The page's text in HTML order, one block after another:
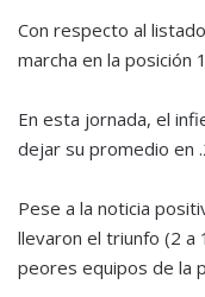
Con respecto al
marcha en la posición
En esta jornada, el
dejar su promedio en
Pese a la noticia
llevaron el triunfo (2 a
peores equipos de la